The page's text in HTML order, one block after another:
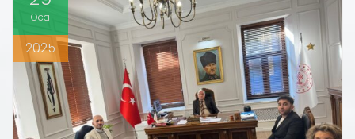
Oca
2025